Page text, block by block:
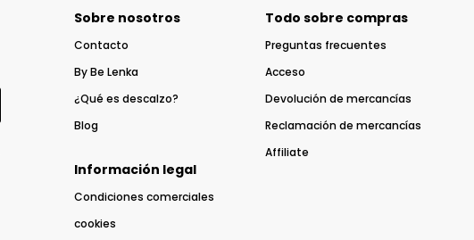
Sobre nosotros
Contacto
By Be Lenka
¿Qué es descalzo?
Blog
Todo sobre compras
Preguntas frecuentes
Acceso
Devolución de mercancías
Reclamación de mercancías
Affiliate
Información legal
Condiciones comerciales
cookies